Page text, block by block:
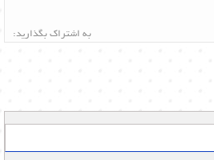
به اشتراک بگذارید: